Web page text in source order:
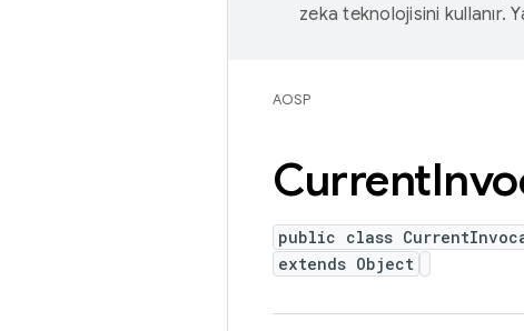
zeka teknolojisini kullanır.
AOSP
Current
public class
extends Object